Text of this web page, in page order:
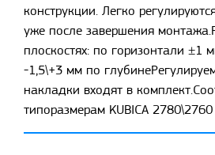
конструкции. Легко
уже после завершения
плоскостях: по горизонтали ±1
-1,5\+3 мм по
накладки входят в
типоразмерам KUBICA 2780\2760